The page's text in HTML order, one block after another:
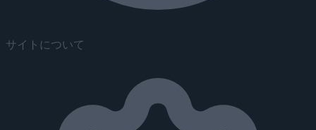
サイトについて